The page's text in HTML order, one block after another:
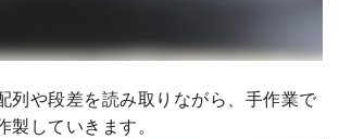
列や段差を読み取りながら、手作業で
していきます。